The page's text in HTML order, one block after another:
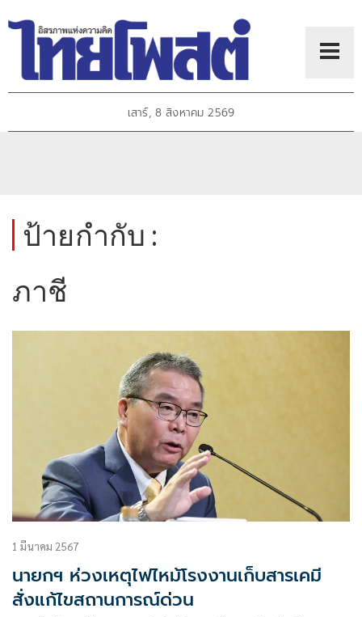
เสาร์, 8 สิงหาคม 2569
ป้ายกำกับ :
ภาชี
1 มีนาคม 2567
นายกฯ ห่วงเหตุไฟไหม้โรงงานเก็บสารเคมี
สั่งแก้ไขสถานการณ์ด่วน